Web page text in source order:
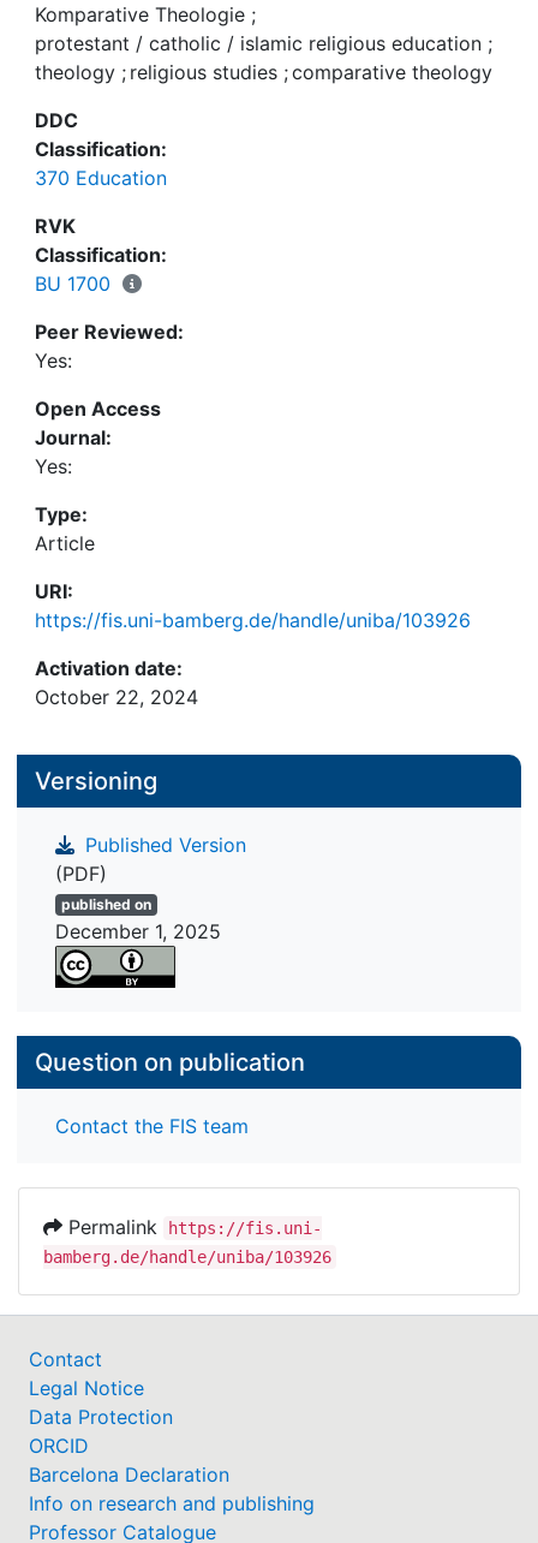
Komparative Theologie ;
protestant / catholic / islamic religious education ;
theology ; religious studies ;comparative theology
DDC
Classification:
370 Education
RVK
Classification:
BU 1700
Peer Reviewed:
Yes:
Open Access
Journal:
Yes:
Type:
Article
URI:
https://fis.uni-bamberg.de/handle/uniba/103926
Activation date:
October 22, 2024
Versioning
Published Version
(PDF)
published on
December 1, 2025
Question on publication
Contact the FIS team
Permalink
https://fis.uni-
bamberg.de/handle/uniba/103926
Contact
Legal Notice
Data Protection
ORCID
Barcelona Declaration
Info on research and publishing
Professor Catalogue